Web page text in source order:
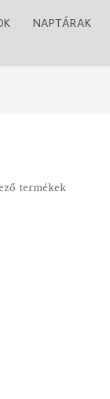
NAPTÁRAK
termékek